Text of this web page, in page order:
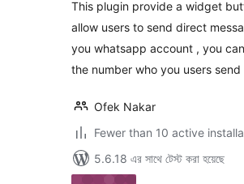
This plugin provide a widget
allow users to send direct
you whatsapp account , you
the number who you users
Ofek Nakar
Fewer than 10 active
5.6.18 এর সাথে টেস্ট করা হয়েছে